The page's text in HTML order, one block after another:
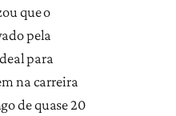
que o
pela
para
na carreira
de quase 20